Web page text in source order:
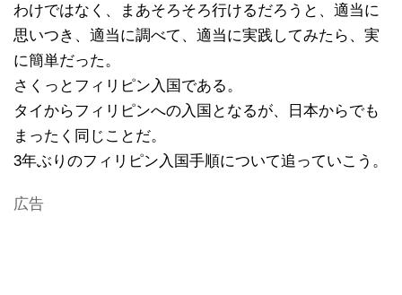
わけではなく、まあそろそろ行けるだろうと、適当に
思いつき、適当に調べて、適当に実践してみたら、実
に簡単だった。
さくっとフィリピン入国である。
タイからフィリピンへの入国となるが、日本からでも
まったく同じことだ。
3年ぶりのフィリピン入国手順について追っていこう。
広告